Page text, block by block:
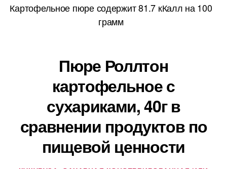
Картофельное пюре содержит 81.7 кКалл на 100
грамм
Пюре Роллтон
картофельное с
сухариками, 40г в
сравнении продуктов по
пищевой ценности